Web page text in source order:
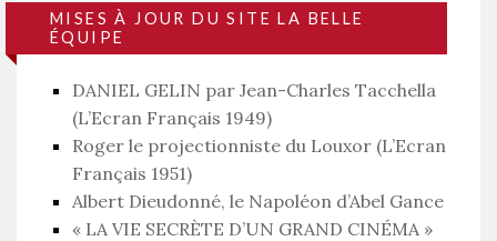
MISES À JOUR DU SITE LA BELLE
ÉQUIPE
DANIEL GELIN par Jean-Charles Tacchella
(L’Ecran Français 1949)
Roger le projectionniste du Louxor (L’Ecran
Français 1951)
Albert Dieudonné, le Napoléon d’Abel Gance
« LA VIE SECRÈTE D’UN GRAND CINÉMA »